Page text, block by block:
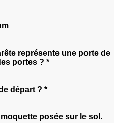
représente une porte de
portes ? *
départ ? *
posée sur le sol.